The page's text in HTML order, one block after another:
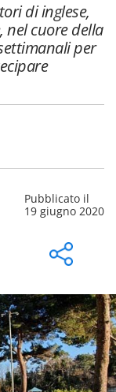
di inglese,
nel cuore della
per
Pubblicato il
19 giugno 2020